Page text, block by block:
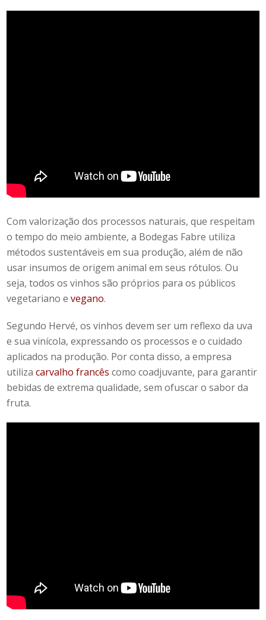
Com valorização dos processos naturais, que respeitam
o tempo do meio ambiente, a Bodegas Fabre utiliza
métodos sustentáveis em sua produção, além de não
usar insumos de origem animal em seus rótulos. Ou
seja, todos os vinhos são próprios para os públicos
vegetariano evegano.
Segundo Hervé, os vinhos devem ser um reflexo da uva
e sua vinícola, expressando os processos e o cuidado
aplicados na produção. Por conta disso, a empresa
utilizacarvalho francês como coadjuvante, para garantir
bebidas de extrema qualidade, sem ofuscar o sabor da
fruta.